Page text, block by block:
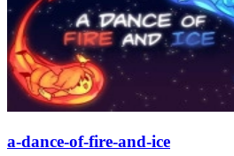
a-dance-of-fire-and-ice